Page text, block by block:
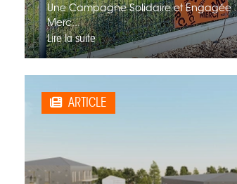
Une Campagne Solidaire et Engagée :
Merc...
Lire la suite
ARTICLE